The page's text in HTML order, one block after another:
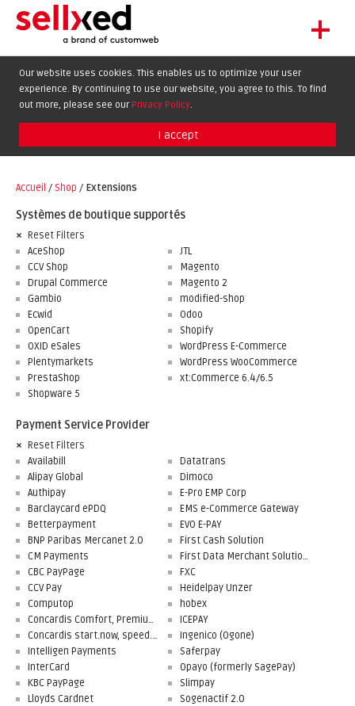
+
EXTENSIONS
BLOG
Our website uses cookies. This enables us to optimize your user
experience. By continuing to use our website, you agree to this. To find
out more, please see our Privacy Policy.
I accept
Accueil / Shop / Extensions
Systèmes de boutique supportés
Reset Filters
AceShop
CCV Shop
Drupal Commerce
Gambio
Ecwid
JTL
Magento
Magento 2
modified-shop
Odoo
OpenCart
OXID eSales
Plentymarkets
PrestaShop
Shopware 5
Shopify
WordPress E-Commerce
WordPress WooCommerce
xt:Commerce 6.4/6.5
Payment Service Provider
Reset Filters
Availabill
Alipay Global
Authipay
Barclaycard ePDQ
Betterpayment
BNP Paribas Mercanet 2.0
CM Payments
CBC PayPage
CCV Pay
Computop
Concardis Comfort, Premium, Professional
Concardis start.now, speed.up, flex.pro
Datatrans
Dimoco
E-Pro EMP Corp
EMS e-Commerce Gateway
EVO E-PAY
First Cash Solution
First Data Merchant Solutions
FXC
Heidelpay Unzer
hobex
ICEPAY
Ingenico (Ogone)
Intelligen Payments
InterCard
KBC PayPage
Lloyds Cardnet
Saferpay
Opayo (formerly SagePay)
Slimpay
Sogenactif 2.0